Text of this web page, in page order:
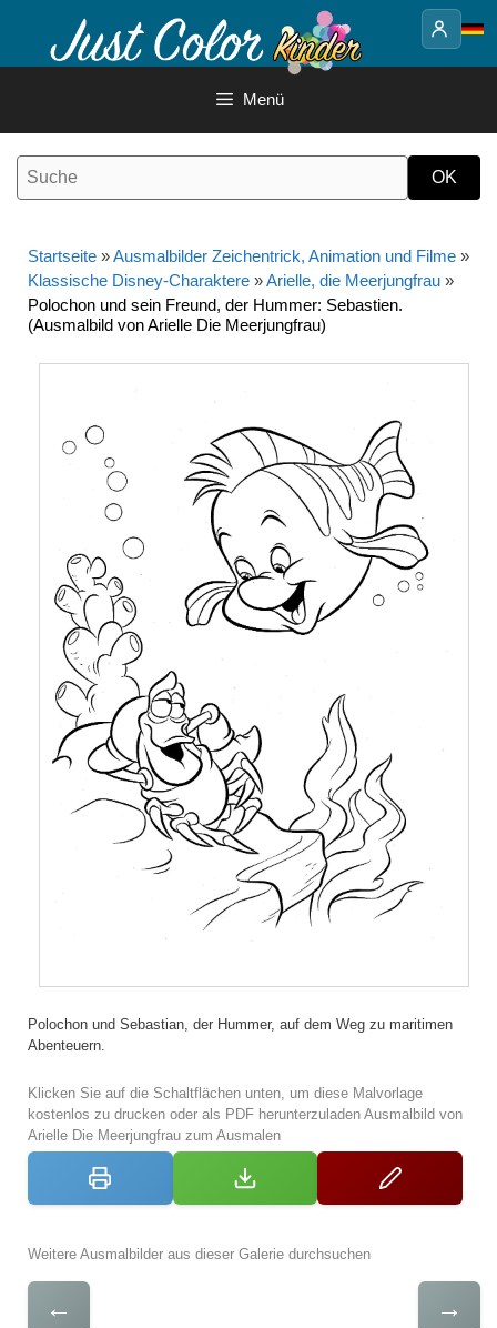
Inhalt
Menü
Startseite »Ausmalbilder Zeichentrick, Animation und Filme »
Klassische Disney-Charaktere »Arielle, die Meerjungfrau »
Polochon und sein Freund, der Hummer: Sebastien.
(Ausmalbild von Arielle Die Meerjungfrau)
Polochon und Sebastian, der Hummer, auf dem Weg zu maritimen
Abenteuern.
Klicken Sie auf die Schaltflächen unten, um diese Malvorlage
kostenlos zu drucken oder als PDF herunterzuladen Ausmalbild von
Arielle Die Meerjungfrau zum Ausmalen
Weitere Ausmalbilder aus dieser Galerie durchsuchen
← →